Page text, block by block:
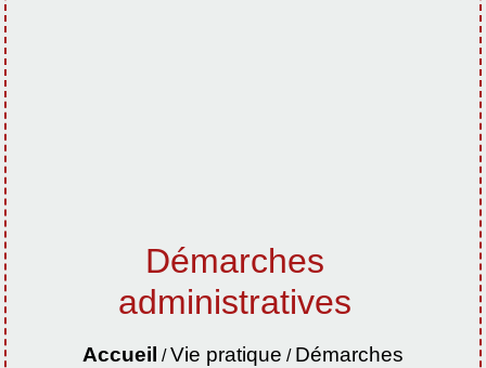
Démarches
administratives
Accueil /Vie pratique / Démarches